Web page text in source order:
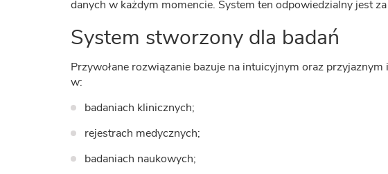
danych w każdym momencie. System ten odpowiedzialny jest
System stworzony dla badań
Przywołane rozwiązanie bazuje na intuicyjnym oraz
w:
badaniach klinicznych;
rejestrach medycznych;
badaniach naukowych;